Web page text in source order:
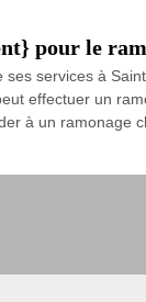
pour le
services à
effectuer un
à un ramonage